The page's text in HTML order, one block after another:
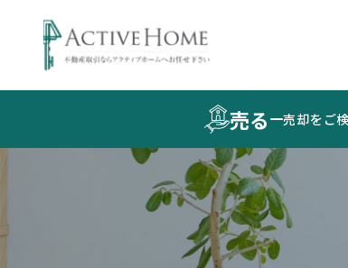
売る 売却をご